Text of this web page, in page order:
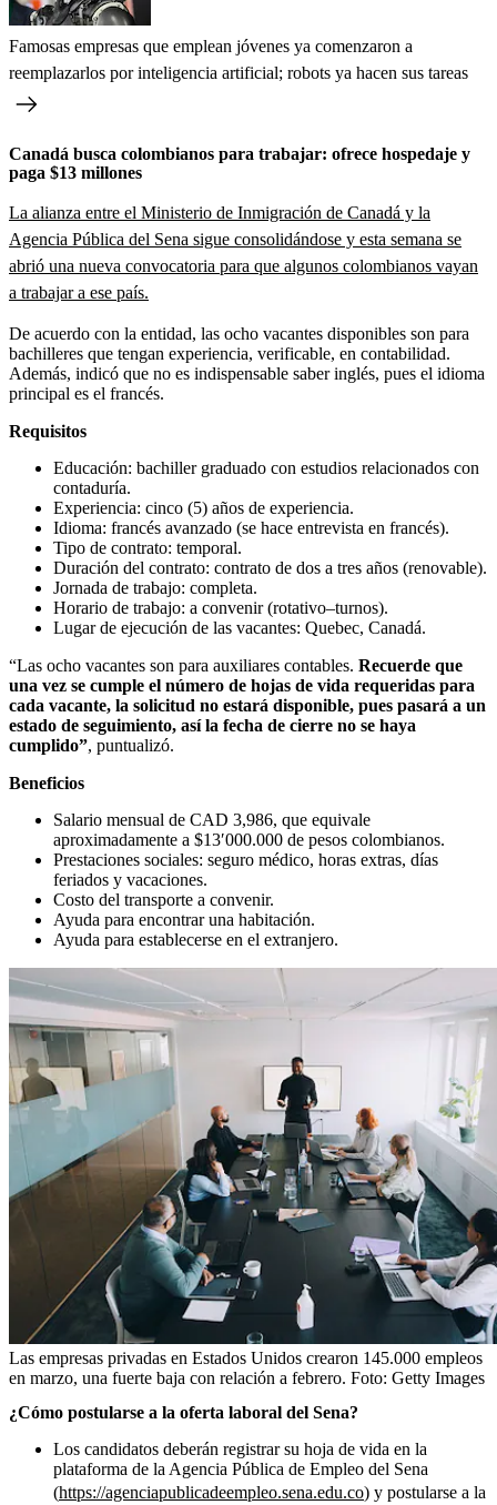
Famosas empresas que emplean jóvenes ya comenzaron a
reemplazarlos por inteligencia artificial; robots ya hacen sus tareas
Canadá busca colombianos para trabajar: ofrece hospedaje y
paga $13 millones
La alianza entre el Ministerio de Inmigración de Canadá y la
Agencia Pública del Sena sigue consolidándose y esta semana se
abrió una nueva convocatoria para que algunos colombianos vayan
a trabajar a ese país.
De acuerdo con la entidad, las ocho vacantes disponibles son para
bachilleres que tengan experiencia, verificable, en contabilidad.
Además, indicó que no es indispensable saber inglés, pues el idioma
principal es el francés.
Requisitos
Educación: bachiller graduado con estudios relacionados con
contaduría.
Experiencia: cinco (5) años de experiencia.
Idioma: francés avanzado (se hace entrevista en francés).
Tipo de contrato: temporal.
Duración del contrato: contrato de dos a tres años (renovable).
Jornada de trabajo: completa.
Horario de trabajo: a convenir (rotativo–turnos).
Lugar de ejecución de las vacantes: Quebec, Canadá.
“Las ocho vacantes son para auxiliares contables. Recuerde que
una vez se cumple el número de hojas de vida requeridas para
cada vacante, la solicitud no estará disponible, pues pasará a un
estado de seguimiento, así la fecha de cierre no se haya
cumplido”, puntualizó.
Beneficios
Salario mensual de CAD 3,986, que equivale
aproximadamente a $13′000.000 de pesos colombianos.
Prestaciones sociales: seguro médico, horas extras, días
feriados y vacaciones.
Costo del transporte a convenir.
Ayuda para encontrar una habitación.
Ayuda para establecerse en el extranjero.
Las empresas privadas en Estados Unidos crearon 145.000 empleos
en marzo, una fuerte baja con relación a febrero. Foto: Getty Images
¿Cómo postularse a la oferta laboral del Sena?
Los candidatos deberán registrar su hoja de vida en la
plataforma de la Agencia Pública de Empleo del Sena
(https://agenciapublicadeempleo.sena.edu.co) y postularse a la